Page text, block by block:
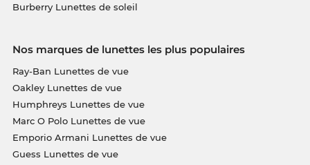
Burberry Lunettes de soleil
Nos marques de lunettes les plus populaires
Ray-Ban Lunettes de vue
Oakley Lunettes de vue
Humphreys Lunettes de vue
Marc O Polo Lunettes de vue
Emporio Armani Lunettes de vue
Guess Lunettes de vue